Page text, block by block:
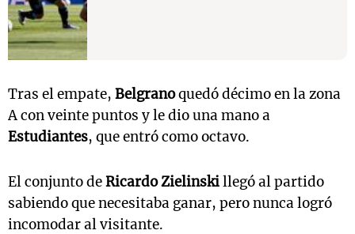
Tras el empate, Belgranoquedó décimo en la zona
A con veinte puntos y le dio una mano a
Estudiantes, que entró como octavo.
El conjunto deRicardo Zielinskillegó al partido
sabiendo que necesitaba ganar, pero nunca logró
incomodar al visitante.